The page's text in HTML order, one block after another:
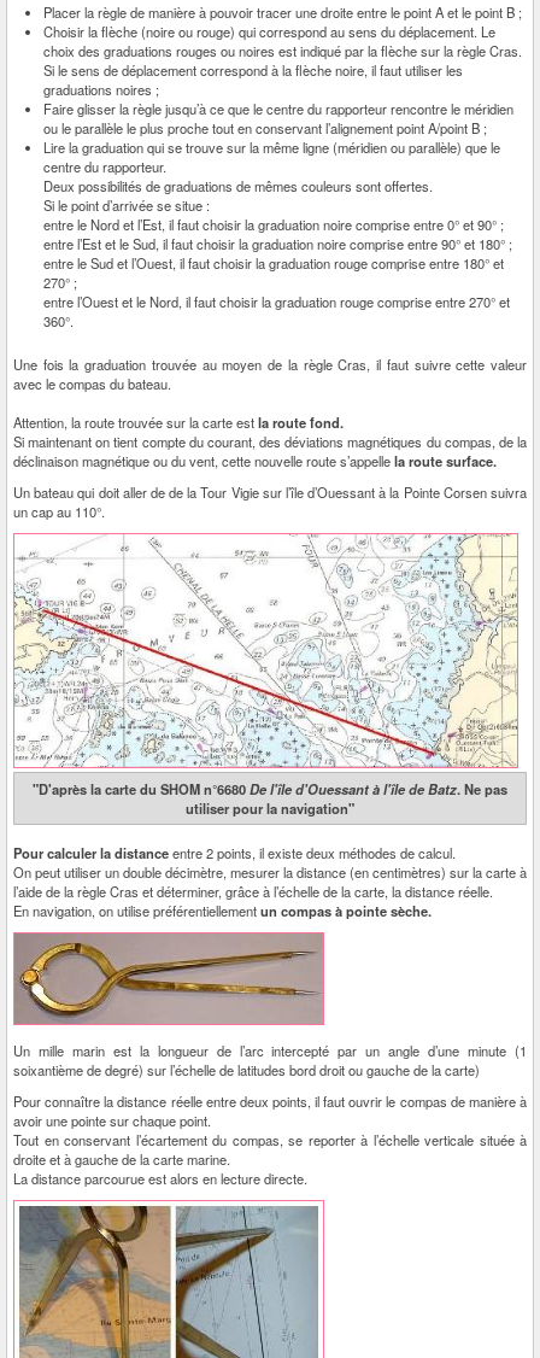
Placer la règle de manière à pouvoir tracer une droite entre le point A et le point B ;
Choisir la flèche (noire ou rouge) qui correspond au sens du déplacement. Le
choix des graduations rouges ou noires est indiqué par la flèche sur la règle Cras.
Si le sens de déplacement correspond à la flèche noire, il faut utiliser les
graduations noires ;
Faire glisser la règle jusqu’à ce que le centre du rapporteur rencontre le méridien
ou le parallèle le plus proche tout en conservant l’alignement point A/point B ;
Lire la graduation qui se trouve sur la même ligne (méridien ou parallèle) que le
centre du rapporteur.
Deux possibilités de graduations de mêmes couleurs sont offertes.
Si le point d’arrivée se situe :
entre le Nord et l’Est, il faut choisir la graduation noire comprise entre 0° et 90° ;
entre l’Est et le Sud, il faut choisir la graduation noire comprise entre 90° et 180° ;
entre le Sud et l’Ouest, il faut choisir la graduation rouge comprise entre 180° et
270° ;
entre l’Ouest et le Nord, il faut choisir la graduation rouge comprise entre 270° et
360°.
Une fois la graduation trouvée au moyen de la règle Cras, il faut suivre cette valeur
avec le compas du bateau.
Attention, la route trouvée sur la carte estla route fond.
Si maintenant on tient compte du courant, des déviations magnétiques du compas, de la
déclinaison magnétique ou du vent, cette nouvelle route s’appellela route surface.
Un bateau qui doit aller de de la Tour Vigie sur l’île d’Ouessant à la Pointe Corsen suivra
un cap au 110°.
"D'après la carte du SHOM n°6680De l'île d'Ouessant à l'île de Batz. Ne pas
utiliser pour la navigation"
Pour calculer la distanceentre 2 points, il existe deux méthodes de calcul.
On peut utiliser un double décimètre, mesurer la distance (en centimètres) sur la carte à
l’aide de la règle Cras et déterminer, grâce à l’échelle de la carte, la distance réelle.
En navigation, on utilise préférentiellementun compas à pointe sèche.
Un mille marin est la longueur de l’arc intercepté par un angle d’une minute (1
soixantième de degré) sur l’échelle de latitudes bord droit ou gauche de la carte)
Pour connaître la distance réelle entre deux points, il faut ouvrir le compas de manière à
avoir une pointe sur chaque point.
Tout en conservant l’écartement du compas, se reporter à l’échelle verticale située à
droite et à gauche de la carte marine.
La distance parcourue est alors en lecture directe.